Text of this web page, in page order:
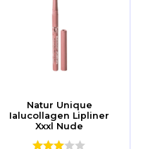
Natur Unique
Ialucollagen Lipliner
Xxxl Nude